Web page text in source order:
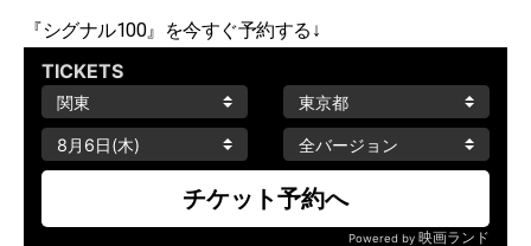
『シグナル100』を今すぐ予約する↓